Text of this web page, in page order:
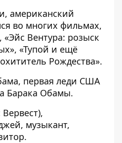
американский
во многих фильмах,
«Эйс Вентура: розыск
«Тупой и ещё
Рождества».
первая леди США
Барака Обамы.
музыкант,